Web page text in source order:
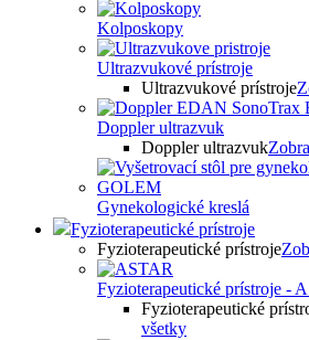
Kolposkopy
Ultrazvukové prístroje
Ultrazvukové prístroje
Doppler ultrazvuk
Doppler ultrazvuk
Gynekologické kreslá
Fyzioterapeutické prístroje
Fyzioterapeutické prístroje
Fyzioterapeutické prístroje -
Fyzioterapeutické
všetky